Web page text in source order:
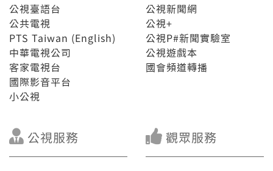
公視臺語台
公共電視
PTS Taiwan (English)
中華電視公司
客家電視台
國際影音平台
小公視
公視新聞網
公視+
公視P#新聞實驗室
公視遊戲本
國會頻道轉播
公視服務 觀眾服務